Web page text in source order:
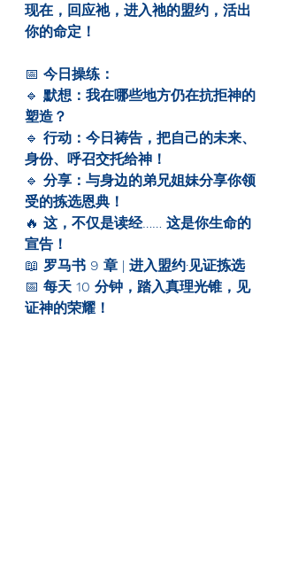
现在，回应祂，进入祂的盟约，活出
你的命定！
📅 今日操练：
🔹 默想：我在哪些地方仍在抗拒神的
塑造？
🔹 行动：今日祷告，把自己的未来、
身份、呼召交托给神！
🔹 分享：与身边的弟兄姐妹分享你领
受的拣选恩典！
🔥 这，不仅是读经…… 这是你生命的
宣告！
📖 罗马书 9 章 | 进入盟约·见证拣选
📅 每天 10 分钟，踏入真理光锥，见
证神的荣耀！